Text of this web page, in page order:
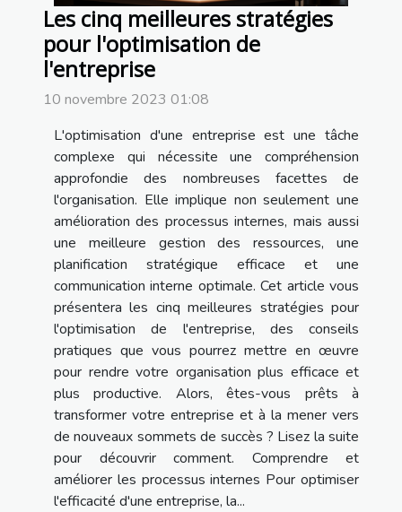
Les cinq meilleures stratégies
pour l'optimisation de
l'entreprise
10 novembre 2023 01:08
L'optimisation d'une entreprise est une tâche
complexe qui nécessite une compréhension
approfondie des nombreuses facettes de
l'organisation. Elle implique non seulement une
amélioration des processus internes, mais aussi
une meilleure gestion des ressources, une
planification stratégique efficace et une
communication interne optimale. Cet article vous
présentera les cinq meilleures stratégies pour
l'optimisation de l'entreprise, des conseils
pratiques que vous pourrez mettre en œuvre
pour rendre votre organisation plus efficace et
plus productive. Alors, êtes-vous prêts à
transformer votre entreprise et à la mener vers
de nouveaux sommets de succès ? Lisez la suite
pour découvrir comment. Comprendre et
améliorer les processus internes Pour optimiser
l'efficacité d'une entreprise, la...